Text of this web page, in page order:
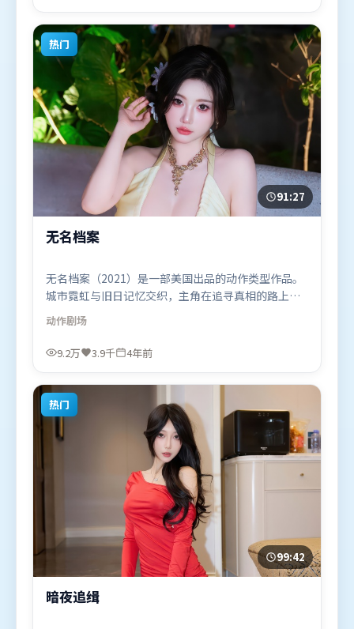
观众观看。
热门
91:27
无名档案
无名档案（2021）是一部美国出品的动作类型作品。
城市霓虹与旧日记忆交织，主角在追寻真相的路上不
断付出代价。群像刻画各有弧光，配角亦承担叙事推
进功能。由宁浩执导，长泽雅美、周冬雨、谭卓，王
景春、沈腾等联袂出演。影片于2021年9月15日（美
观看。
动作剧场
9.2万 3.9千 4年前
热门
99:42
暗夜追缉